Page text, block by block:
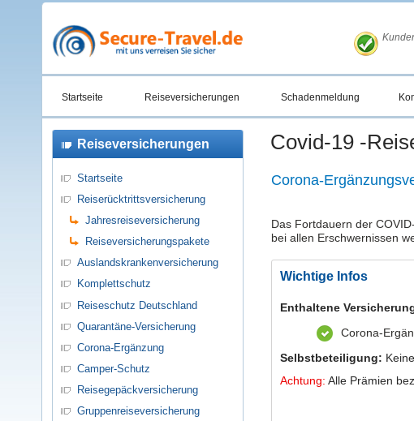
Startseite Reiseversicherungen Schadenmeldung
Reiseversicherungen
Startseite
Reiserücktrittsversicherung
Jahresreiseversicherung
Reiseversicherungspakete
Auslandskrankenversicherung
Komplettschutz
Reiseschutz Deutschland
Quarantäne-Versicherung
Corona-Ergänzung
Camper-Schutz
Reisegepäckversicherung
Gruppenreiseversicherung
Covid-19 -
Corona-
Das Fortdauern der
bei allen Erschwernissen
Wichtige Infos
Enthaltene
Corona-
Selbstbeteiligung:
Achtung: Alle Prämien